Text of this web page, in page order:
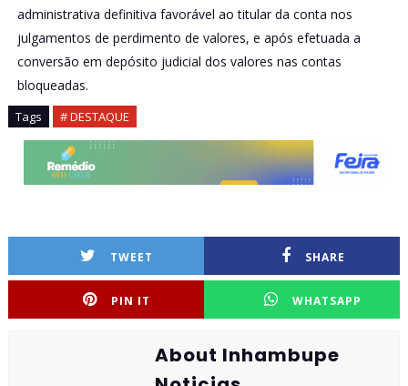
administrativa definitiva favorável ao titular da conta nos
julgamentos de perdimento de valores, e após efetuada a
conversão em depósito judicial dos valores nas contas
bloqueadas.
Tags # DESTAQUE
TWEET SHARE
PIN IT WHATSAPP
About Inhambupe